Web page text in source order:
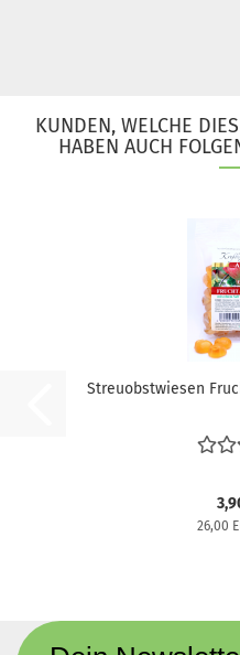
KUNDEN, WELCHE
HABEN AUCH
Streuobstwiesen
26,00